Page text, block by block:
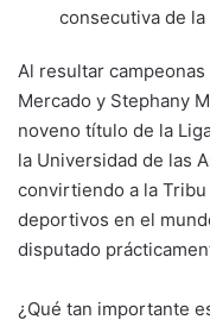
consecutiva de
Al resultar
Mercado y Stephany
noveno título de la
la Universidad de las
convirtiendo a la
deportivos en el
disputado
¿Qué tan importante